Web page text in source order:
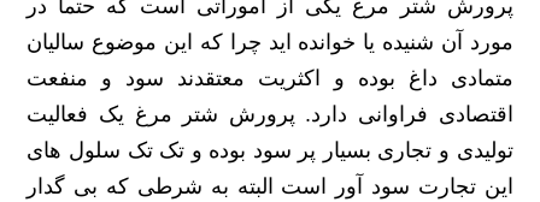
پرورش شتر مرغ یکی از اموراتی است که حتما در
مورد آن شنیده یا خوانده اید چرا که این موضوع سالیان
متمادی داغ بوده و اکثریت معتقدند سود و منفعت
اقتصادی فراوانی دارد. پرورش شتر مرغ یک فعالیت
تولیدی و تجاری بسیار پر سود بوده و تک تک سلول های
این تجارت سود آور است البته به شرطی که بی گدار